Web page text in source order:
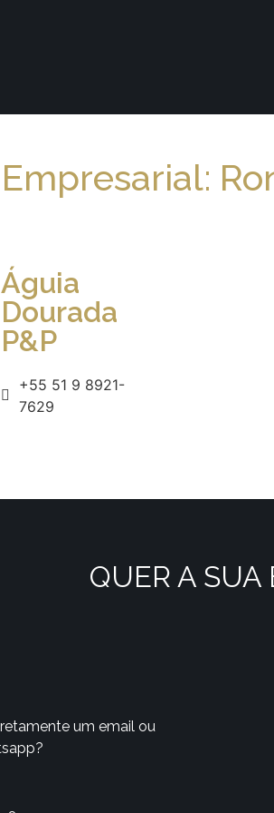
Águia
Dourada
P&P
+55 51 9 8921-
7629
QUER A SUA
um email ou